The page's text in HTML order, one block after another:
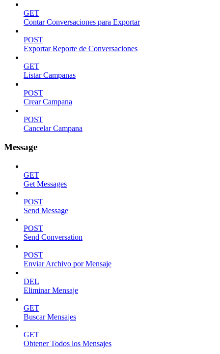
GET
Contar Conversaciones para Exportar
POST
Exportar Reporte de Conversaciones
GET
Listar Campanas
POST
Crear Campana
POST
Cancelar Campana
Message
GET
Get Messages
POST
Send Message
POST
Send Conversation
POST
Enviar Archivo por Mensaje
DEL
Eliminar Mensaje
GET
Buscar Mensajes
GET
Obtener Todos los Mensajes